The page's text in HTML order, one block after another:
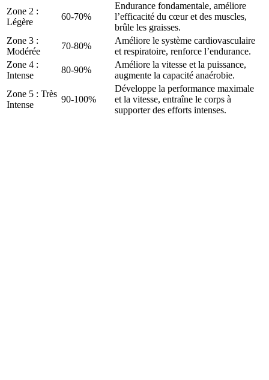
Zone 2 :
Légère
60-70%
Endurance fondamentale, améliore
l’efficacité du cœur et des muscles,
brûle les graisses.
Zone 3 :
Modérée
70-80%
Améliore le système cardiovasculaire
et respiratoire, renforce l’endurance.
Zone 4 :
Intense
80-90%
Améliore la vitesse et la puissance,
augmente la capacité anaérobie.
Zone 5 : Très
Intense
90-100%
Développe la performance maximale
et la vitesse, entraîne le corps à
supporter des efforts intenses.